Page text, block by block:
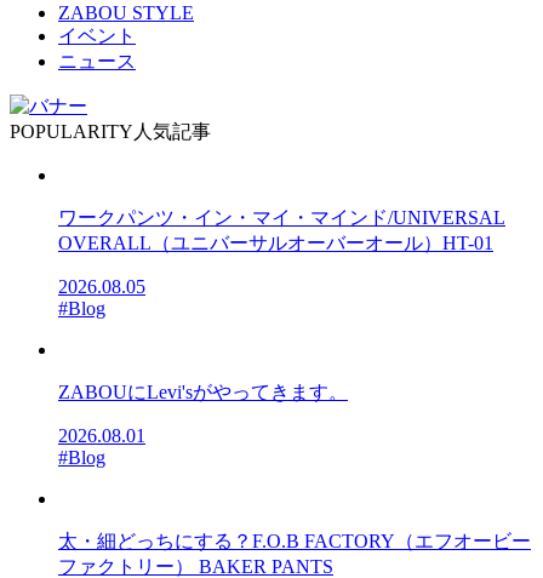
ZABOU STYLE
イベント
ニュース
POPULARITY 人気記事
ワークパンツ・イン・マイ・マインド/UNIVERSAL
OVERALL（ユニバーサルオーバーオール）HT-01
2026.08.05
#Blog
ZABOUにLevi'sがやってきます。
2026.08.01
#Blog
太・細どっちにする？F.O.B FACTORY（エフオービー
ファクトリー） BAKER PANTS